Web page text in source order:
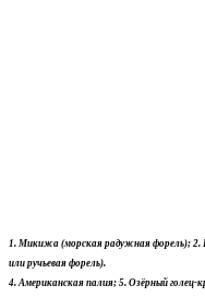
1. Микижа (морская радужная форель); 2.
или ручьевая форель).
4. Американская палия; 5. Озёрный голец-